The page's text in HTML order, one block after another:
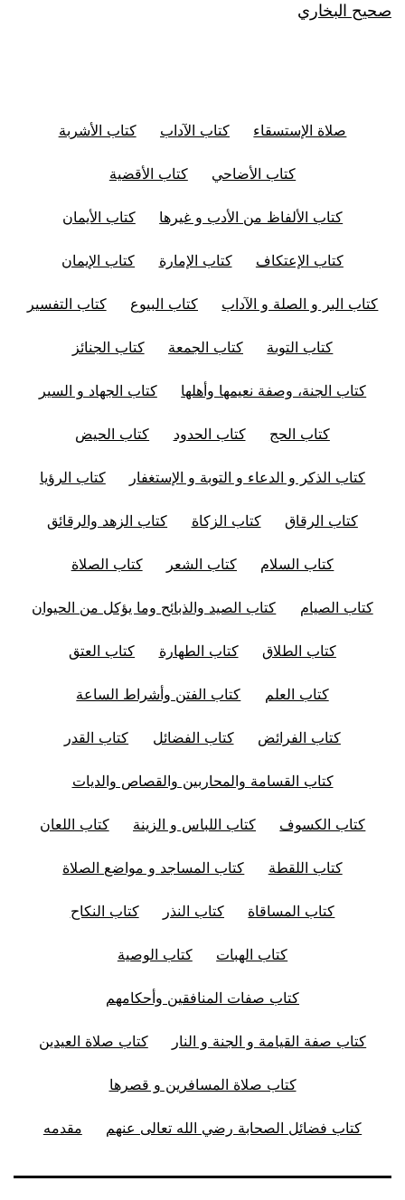
صحيح البخاري
صلاة الإستسقاء كتاب الآداب كتاب الأشربة
كتاب الأضاحي كتاب الأقضية
كتاب الألفاظ من الأدب و غيرها كتاب الأيمان
كتاب الإعتكاف كتاب الإمارة كتاب الإيمان
كتاب البر و الصلة و الآداب كتاب البيوع كتاب التفسير
كتاب التوبة كتاب الجمعة كتاب الجنائز
كتاب الجنة، وصفة نعيمها وأهلها كتاب الجهاد و السير
كتاب الحج كتاب الحدود كتاب الحيض
كتاب الذكر و الدعاء و التوبة و الإستغفار كتاب الرؤيا
كتاب الرقاق كتاب الزكاة كتاب الزهد والرقائق
كتاب السلام كتاب الشعر كتاب الصلاة
كتاب الصيام كتاب الصيد والذبائح وما يؤكل من الحيوان
كتاب الطلاق كتاب الطهارة كتاب العتق
كتاب العلم كتاب الفتن وأشراط الساعة
كتاب الفرائض كتاب الفضائل كتاب القدر
كتاب القسامة والمحاربين والقصاص والديات
كتاب الكسوف كتاب اللباس و الزينة كتاب اللعان
كتاب اللقطة كتاب المساجد و مواضع الصلاة
كتاب المساقاة كتاب النذر كتاب النكاح
كتاب الهبات كتاب الوصية
كتاب صفات المنافقين وأحكامهم
كتاب صفة القيامة و الجنة و النار كتاب صلاة العيدين
كتاب صلاة المسافرين و قصرها
كتاب فضائل الصحابة رضي الله تعالى عنهم مقدمه